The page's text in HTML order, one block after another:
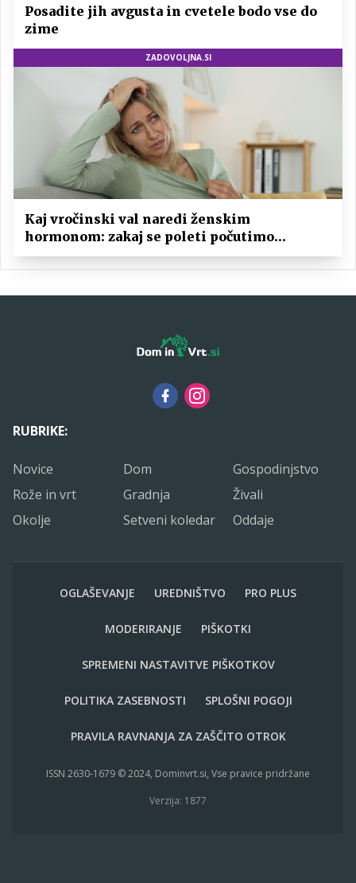
Posadite jih avgusta in cvetele bodo vse do
zime
ZADOVOLJNA.SI
Kaj vročinski val naredi ženskim
hormonom: zakaj se poleti počutimo
drugače?
RUBRIKE:
Novice Dom
Gospodinjstvo
Rože in vrt
Gradnja
Živali
Okolje
Setveni koledar Oddaje
OGLAŠEVANJE UREDNIŠTVO PRO PLUS
MODERIRANJE PIŠKOTKI
SPREMENI NASTAVITVE PIŠKOTKOV
POLITIKA ZASEBNOSTI SPLOŠNI POGOJI
PRAVILA RAVNANJA ZA ZAŠČITO OTROK
ISSN 2630-1679 © 2024, Dominvrt.si, Vse pravice pridržane
Verzija: 1877